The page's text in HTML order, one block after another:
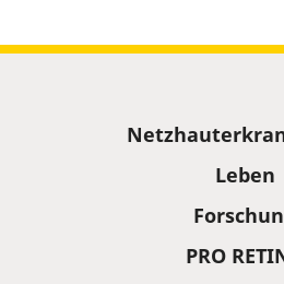
Leben
PRO